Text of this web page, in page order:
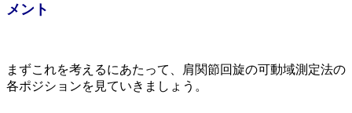
メント
まずこれを考えるにあたって、肩関節回旋の可動域測定法の
各ポジションを見ていきましょう。